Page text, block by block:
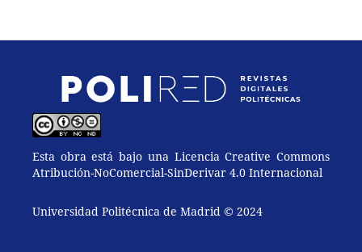
Esta obra está bajo una Licencia Creative Commons
Atribución-NoComercial-SinDerivar 4.0 Internacional
Universidad Politécnica de Madrid © 2024